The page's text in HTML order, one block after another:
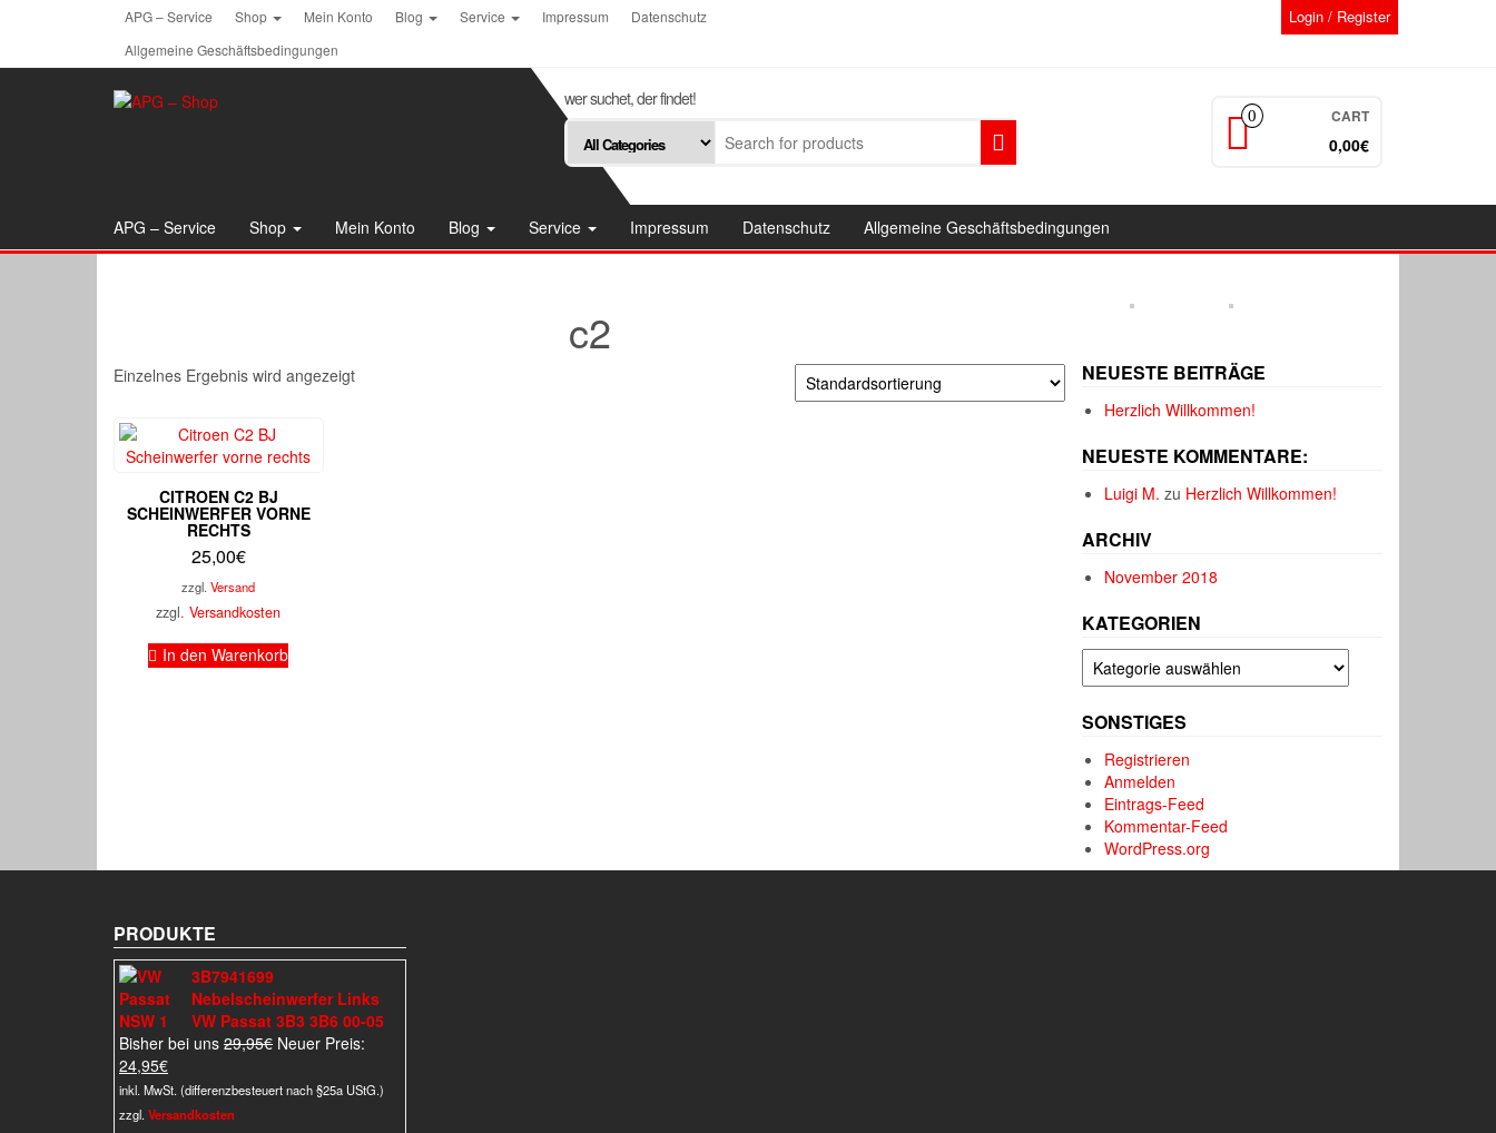
APG – Service Shop Mein Konto Blog Service Impressum
Datenschutz
Allgemeine Geschäftsbedingungen
Login / Register
wer suchet, der findet!
0 CART
0,00€
APG – Service Shop Mein Konto Blog Service Impressum Datenschutz Allgemeine Geschäftsbedingungen
c2
Einzelnes Ergebnis wird angezeigt
CITROEN C2 BJ
SCHEINWERFER VORNE
RECHTS
25,00€
zzgl.Versand
zzgl.Versandkosten
In den Warenkorb
NEUESTE BEITRÄGE
Herzlich Willkommen!
NEUESTE KOMMENTARE:
Luigi M. zu Herzlich Willkommen!
ARCHIV
November 2018
KATEGORIEN
Kategorien
SONSTIGES
Registrieren
Anmelden
Eintrags-Feed
Kommentar-Feed
WordPress.org
PRODUKTE
3B7941699
Nebelscheinwerfer Links
VW Passat 3B3 3B6 00-05
Bisher bei uns 29,95€ Ursprünglicher
war:
Neuer Preis:
24,95€Aktueller
Preis
ist:
inkl. MwSt. (differenzbesteuert nach §25a UStG.)
zzgl. Versandkosten